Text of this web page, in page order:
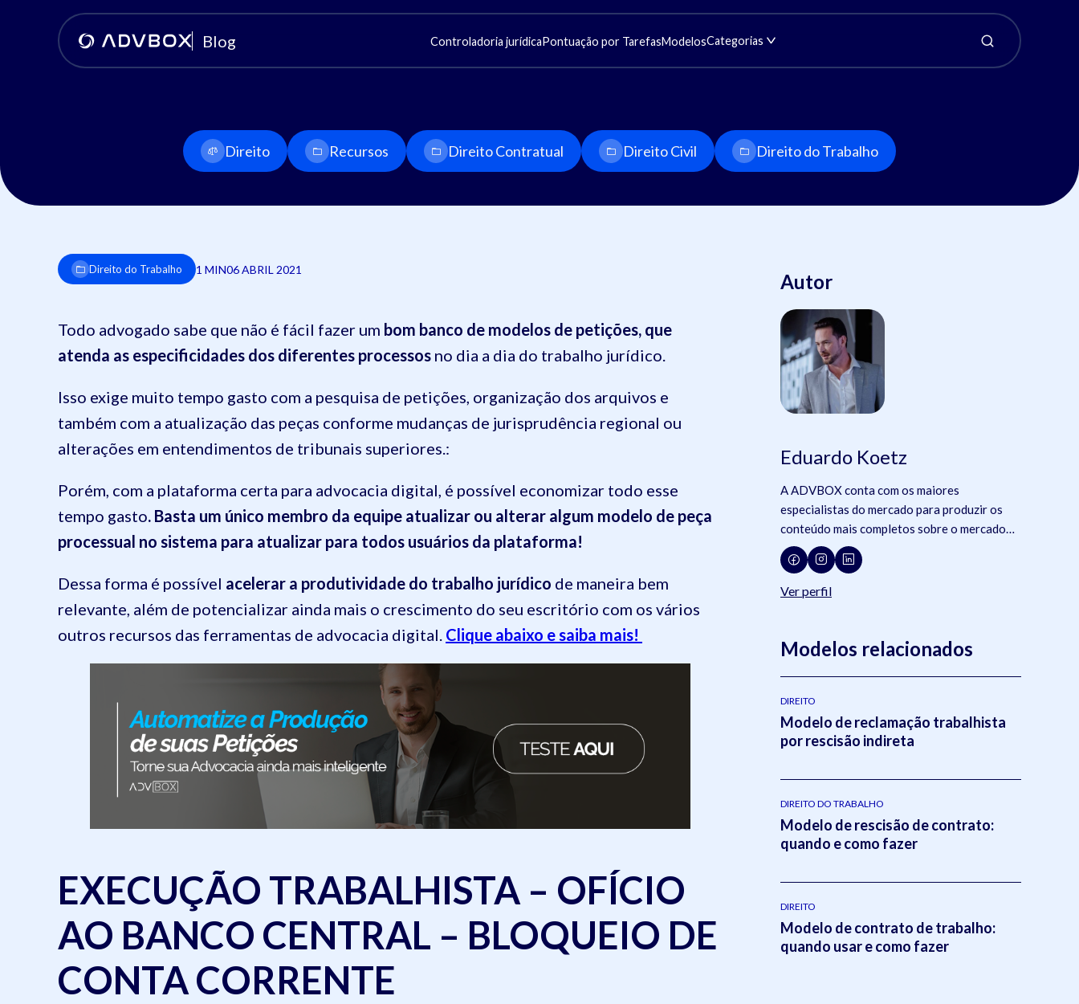
Blog Controladoria jurídicaPontuação por TarefasModelosCategorias
Direito Recursos Direito Contratual Direito Civil Direito do Trabalho
Direito do Trabalho 1 MIN06 ABRIL 2021
Todo advogado sabe que não é fácil fazer um bom banco de modelos de petições, que
atenda as especificidades dos diferentes processos no dia a dia do trabalho jurídico.
Isso exige muito tempo gasto com a pesquisa de petições, organização dos arquivos e
também com a atualização das peças conforme mudanças de jurisprudência regional ou
alterações em entendimentos de tribunais superiores.:
Porém, com a plataforma certa para advocacia digital, é possível economizar todo esse
tempo gasto. Basta um único membro da equipe atualizar ou alterar algum modelo de peça
processual no sistema para atualizar para todos usuários da plataforma!
Dessa forma é possível acelerar a produtividade do trabalho jurídico de maneira bem
relevante, além de potencializar ainda mais o crescimento do seu escritório com os vários
outros recursos das ferramentas de advocacia digital. Clique abaixo e saiba mais!
EXECUÇÃO TRABALHISTA – OFÍCIO
AO BANCO CENTRAL – BLOQUEIO DE
CONTA CORRENTE
Autor
Eduardo Koetz
A ADVBOX conta com os maiores
especialistas do mercado para produzir os
conteúdo mais completos sobre o mercado
jurídico, tecnologia e advocacia.
Ver perfil
Modelos relacionados
DIREITO
Modelo de reclamação trabalhista
por rescisão indireta
DIREITO DO TRABALHO
Modelo de rescisão de contrato:
quando e como fazer
DIREITO
Modelo de contrato de trabalho:
quando usar e como fazer